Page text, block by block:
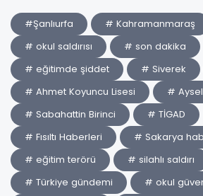
#Şanlıurfa
# Kahramanmaraş
# okul saldırısı
# son dakika
# eğitimde şiddet
# Siverek
# Ahmet Koyuncu Lisesi
#
# Sabahattin Birinci
# TİGAD
# Fısıltı Haberleri
# Sakarya
# eğitim terörü
# silahlı saldırı
# Türkiye gündemi
# okul